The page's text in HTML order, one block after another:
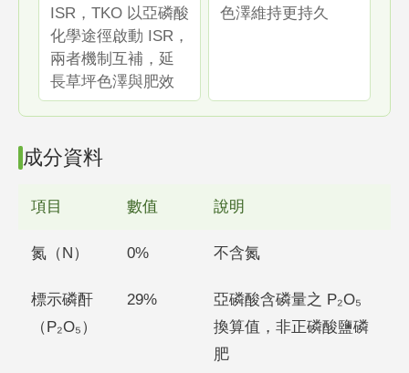
ISR，TKO 以亞磷酸
化學途徑啟動 ISR，
兩者機制互補，延
長草坪色澤與肥效
色澤維持更持久
成分資料
項目 數值 說明
氮（N） 0% 不含氮
標示磷酐
（P₂O₅）
29%
亞磷酸含磷量之 P₂O₅
換算值，非正磷酸鹽磷
肥